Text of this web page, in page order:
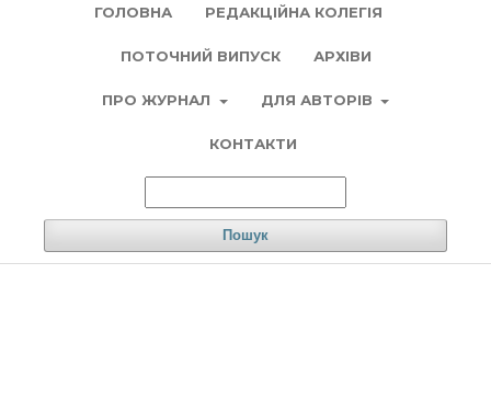
ГОЛОВНА РЕДАКЦІЙНА КОЛЕГІЯ
ПОТОЧНИЙ ВИПУСК АРХІВИ
ПРО ЖУРНАЛ ДЛЯ АВТОРІВ
КОНТАКТИ
Пошук